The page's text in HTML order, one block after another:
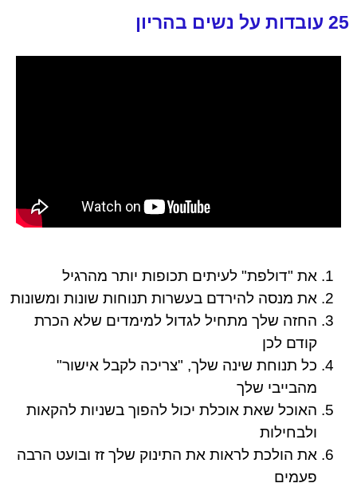
25 עובדות על נשים בהריון
את "דולפת" לעיתים תכופות יותר מהרגיל
את מנסה להירדם בעשרות תנוחות שונות ומשונות
החזה שלך מתחיל לגדול למימדים שלא הכרת
קודם לכן
כל תנוחת שינה שלך, "צריכה לקבל אישור"
מהבייבי שלך
האוכל שאת אוכלת יכול להפוך בשניות להקאות
ולבחילות
את הולכת לראות את התינוק שלך זז ובועט הרבה
פעמים